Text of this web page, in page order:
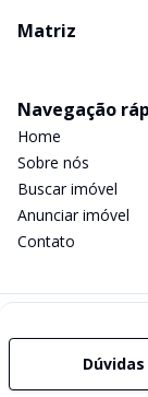
Dúvidas
Matriz
Navegação
Home
Sobre nós
Buscar imóvel
Anunciar imóvel
Contato